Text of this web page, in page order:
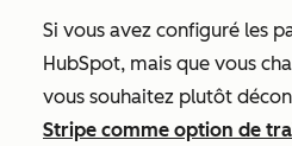
Si vous avez configuré les
HubSpot, mais que vous
vous souhaitez plutôt
Stripe comme option de